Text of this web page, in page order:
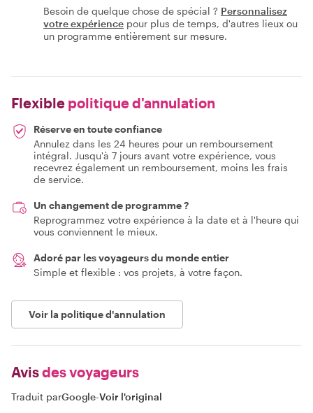
Besoin de quelque chose de spécial ? Personnalisez
votre expérience pour plus de temps, d'autres lieux ou
un programme entièrement sur mesure.
Flexible politique d'annulation
Réserve en toute confiance
Annulez dans les 24 heures pour un remboursement
intégral. Jusqu'à 7 jours avant votre expérience, vous
recevrez également un remboursement, moins les frais
de service.
Un changement de programme ?
Reprogrammez votre expérience à la date et à l'heure qui
vous conviennent le mieux.
Adoré par les voyageurs du monde entier
Simple et flexible : vos projets, à votre façon.
Voir la politique d'annulation
Avisdes voyageurs
Traduit parGoogle-Voir l'original